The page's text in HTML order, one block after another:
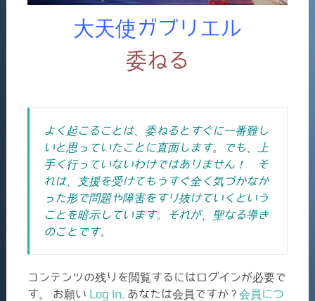
大天使ガブリエル
委ねる
よく起こることは、委ねるとすぐに一番難し
いと思っていたことに直面します。でも、上
手く行っていないわけではありません！ そ
れは、支援を受けてもうすぐ全く気づかなか
った形で問題や障害をすり抜けていくという
ことを暗示しています。それが、聖なる導き
のことです。
コンテンツの残りを閲覧するにはログインが必要で
す。 お願い Log In . あなたは会員ですか ? 会員につ